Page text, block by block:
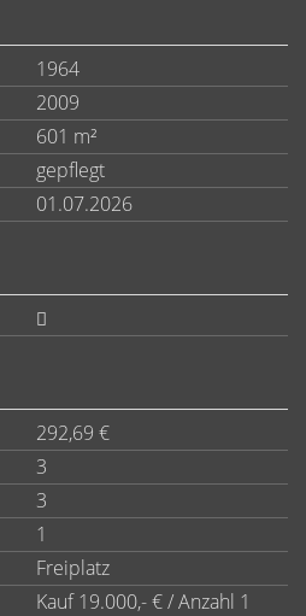
1964
2009
601 m²
gepflegt
01.07.2026
292,69 €
3
3
1
Freiplatz
Kauf 19.000,- € / Anzahl 1